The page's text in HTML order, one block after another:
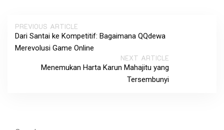
PREVIOUS ARTICLE
Dari Santai ke Kompetitif: Bagaimana QQdewa
Merevolusi Game Online
NEXT ARTICLE
Menemukan Harta Karun Mahajitu yang
Tersembunyi